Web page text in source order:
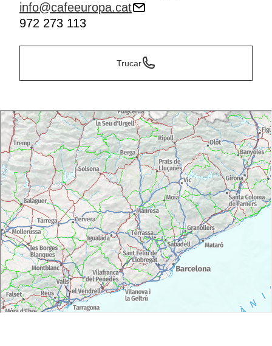
info@cafeeuropa.cat
972 273 113
Trucar